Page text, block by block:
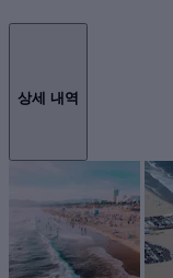
상세 내역